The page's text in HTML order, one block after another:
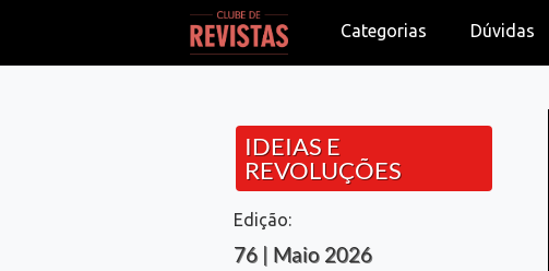
Categorias Dúvidas
IDEIAS E
REVOLUÇÕES
Edição:
76 | Maio 2026